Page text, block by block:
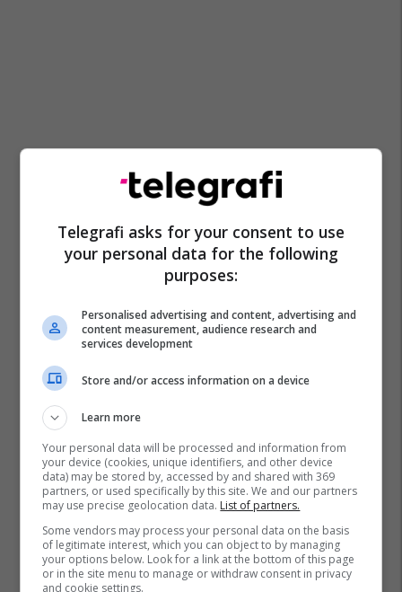
Gjakovë
Antigonat
Telegrafi asks for your consent to use
your personal data for the following
purposes:
Personalised advertising and content, advertising and
content measurement, audience research and
services development
Store and/or access information on a device
Learn more
Your personal data will be processed and information from
your device (cookies, unique identifiers, and other device
data) may be stored by, accessed by and shared with 369
partners, or used specifically by this site. We and our partners
may use precise geolocation data. List of partners.
Some vendors may process your personal data on the basis
of legitimate interest, which you can object to by managing
your options below. Look for a link at the bottom of this page
or in the site menu to manage or withdraw consent in privacy
and cookie settings.